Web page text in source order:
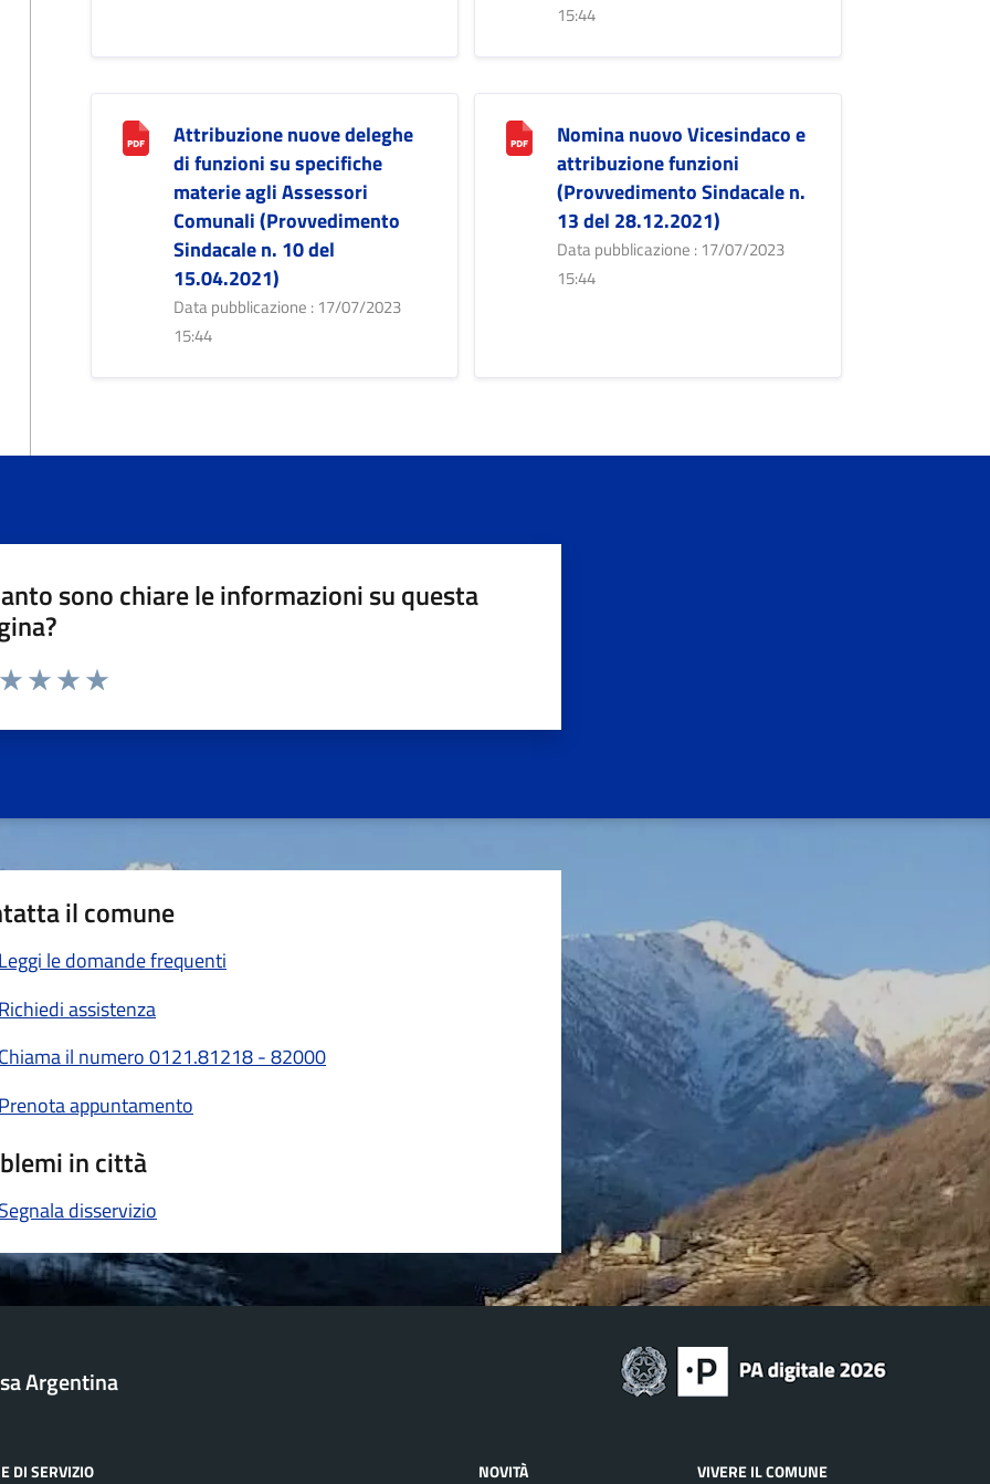
15:44
Attribuzione nuove deleghe
di funzioni su specifiche
materie agli Assessori
Comunali (Provvedimento
Sindacale n. 10 del
15.04.2021)
Data pubblicazione : 17/07/2023
15:44
Nomina nuovo Vicesindaco e
attribuzione funzioni
(Provvedimento Sindacale n.
13 del 28.12.2021)
Data pubblicazione : 17/07/2023
15:44
sono chiare le informazioni su questa
da 1 a 5 stelle la pagina
il comune
Leggi le domande frequenti
Richiedi assistenza
Chiama il numero 0121.81218 - 82000
Prenota appuntamento
in città
Segnala disservizio
Argentina
DI SERVIZIO NOVITÀ VIVERE IL COMUNE